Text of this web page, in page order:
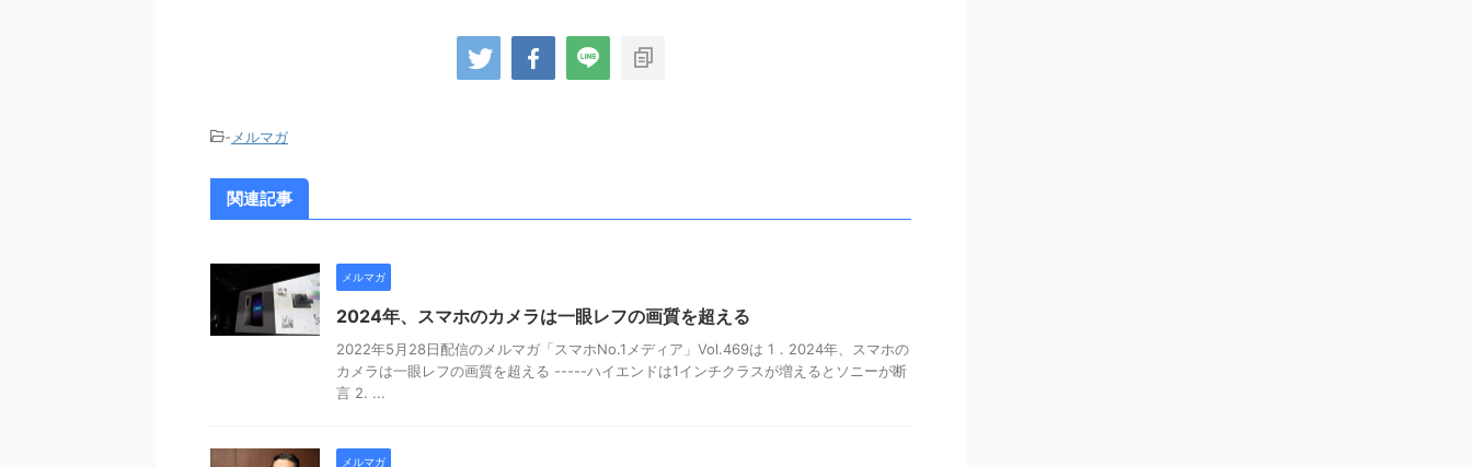
- メルマガ
関連記事
メルマガ
2024年、スマホのカメラは一眼レフの画質を超える
2022年5月28日配信のメルマガ「スマホNo.1メディア」Vol.469は 1．2024年、スマホの
カメラは一眼レフの画質を超える -----ハイエンドは1インチクラスが増えるとソニーが断
言 2. ...
メルマガ